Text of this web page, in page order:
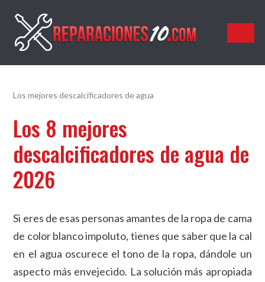
Reparaciones10.com
Los mejores descalcificadores de agua
Los 8 mejores
descalcificadores de agua de
2026
Si eres de esas personas amantes de la ropa de cama
de color blanco impoluto, tienes que saber que la cal
en el agua oscurece el tono de la ropa, dándole un
aspecto más envejecido. La solución más apropiada